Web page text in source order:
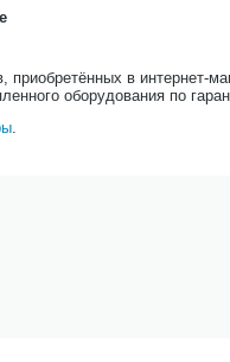
приобретённых в интернет-
оборудования по